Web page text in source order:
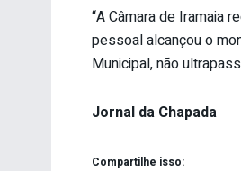
“A Câmara de Iramaia
pessoal alcançou o
Municipal, não
Jornal da Chapada
Compartilhe isso: